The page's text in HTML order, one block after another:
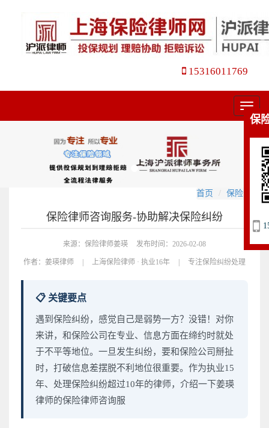
15316011769
菜
单
首页 保险咨询
保险律师咨询服务-协助解决保险纠纷
来源：保险律师姜瑛 发布时间：2026-02-08
作者： 姜瑛律师 | 上海保险律师 · 执业16年 | 专注保险纠纷处理
📋 关键要点
遇到保险纠纷，感觉自己是弱势一方？没错！对你
来讲，和保险公司在专业、信息方面在缔约时就处
于不平等地位。一旦发生纠纷，要和保险公司掰扯
时，打破信息差摆脱不利地位很重要。作为执业15
年、处理保险纠纷超过10年的律师，介绍一下姜瑛
律师的保险律师咨询服
保